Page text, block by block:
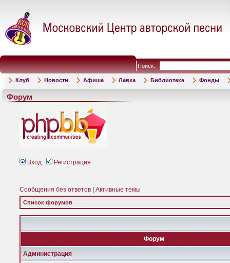
Поиск:
Клуб Новости Афиша Лавка Библиотека Фонды
Форум
Вход Регистрация
Сообщения без ответов Активные темы
Список форумов
Форум
Администрация